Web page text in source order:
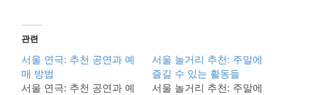
관련
서울 연극: 추천 공연과 예
매 방법
서울 연극: 추천 공연과 예
서울 놀거리 추천: 주말에
즐길 수 있는 활동들
서울 놀거리 추천: 주말에